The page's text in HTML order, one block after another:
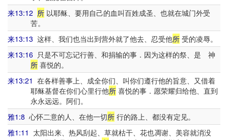
来13:12 所 以耶稣、要用自己的血叫百姓成圣、也就在城门外受
苦。
来13:13 这样、我们也当出到营外就了他去、忍受他所 受的凌辱。
来13:16 只是不可忘记行善、和捐输的事．因为这样的祭、是 神
所喜悦的。
来13:21 在各样善事上、成全你们、叫你们遵行他的旨意、又借着
耶稣基督在你们心里行他所喜悦的事．愿荣耀归给他、直到
永永远远。阿们。
雅1:8 心怀二意的人、在他一切所 行的路上、都没有定见。
雅1:11 太阳出来、热风刮起、草就枯干、花也凋谢、美容就消没